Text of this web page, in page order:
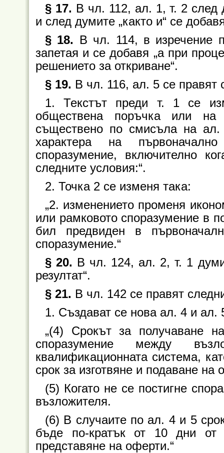
§ 17. В чл. 112, ал. 1, т. 2 след
и след думите „както и“ се
§ 18. В чл. 114, в изречение
запетая и се добавя „а при
решението за откриване“.
§ 19. В чл. 116, ал. 5 се правят
1. Текстът преди т. 1 се
обществена поръчка или
съществено по смисъла на
характера на
споразумение, включително
следните условия:“.
2. Точка 2 се изменя така:
„2. изменението променя
или рамковото споразумение в
бил предвиден в
споразумение.“
§ 20. В чл. 124, ал. 2, т. 1
резултат“.
§ 21. В чл. 142 се правят
1. Създават се нова ал. 4 и ал.
„(4) Срокът за получаване
споразумение между
квалификационната система,
срок за изготвяне и подаване на
(5) Когато не се постигне
възложителя.
(6) В случаите по ал. 4 и 5
бъде по-кратък от 10 дни от
представяне на оферти.“